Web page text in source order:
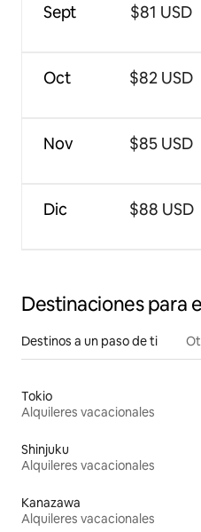
Sept
Oct
Nov
Dic
$81 USD
$82 USD
$85 USD
$88 USD
Destinaciones para
Destinos a un paso de ti
Tokio
Alquileres vacacionales
Shinjuku
Alquileres vacacionales
Kanazawa
Alquileres vacacionales